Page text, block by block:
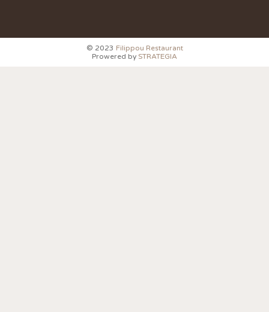
© 2023 Filippou Restaurant
Prowered by STRATEGIA